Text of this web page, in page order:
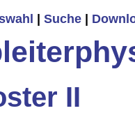
Suche
II